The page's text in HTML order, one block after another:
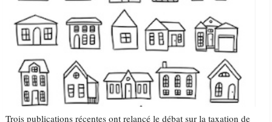
Trois publications récentes ont relancé le débat sur la taxation de